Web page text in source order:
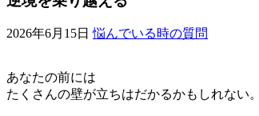
2026年6月15日 悩んでいる時の質問
あなたの前には
たくさんの壁が立ちはだかるかもしれない。